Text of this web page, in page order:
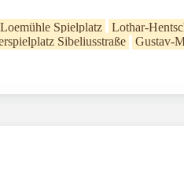
Loemühle Spielplatz Lothar-
Sibeliusstraße Gustav-